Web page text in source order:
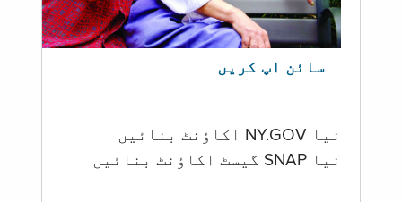
سائن اپ کریں
نیا NY.GOV اکاؤنٹ بنائیں
نیا SNAP گیسٹ اکاؤنٹ بنائیں